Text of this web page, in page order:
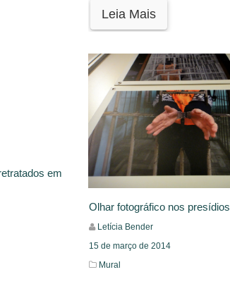
Leia Mais
em
Olhar fotográfico nos presídios
Letícia Bender
15 de março de 2014
Mural